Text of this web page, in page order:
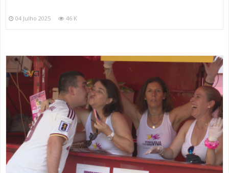
04 Julho 2025 46 K